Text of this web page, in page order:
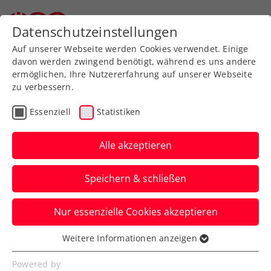
Download-Center
Datenschutzeinstellungen
Auf unserer Webseite werden Cookies verwendet. Einige
davon werden zwingend benötigt, während es uns andere
ermöglichen, Ihre Nutzererfahrung auf unserer Webseite
zu verbessern.
Essenziell Statistiken
Alle akzeptieren
Speichern & schließen
Nur essenzielle Cookies akzeptieren
Essenziell
Essenzielle Cookies werden für grundlegende
Weitere Informationen anzeigen
Powered by